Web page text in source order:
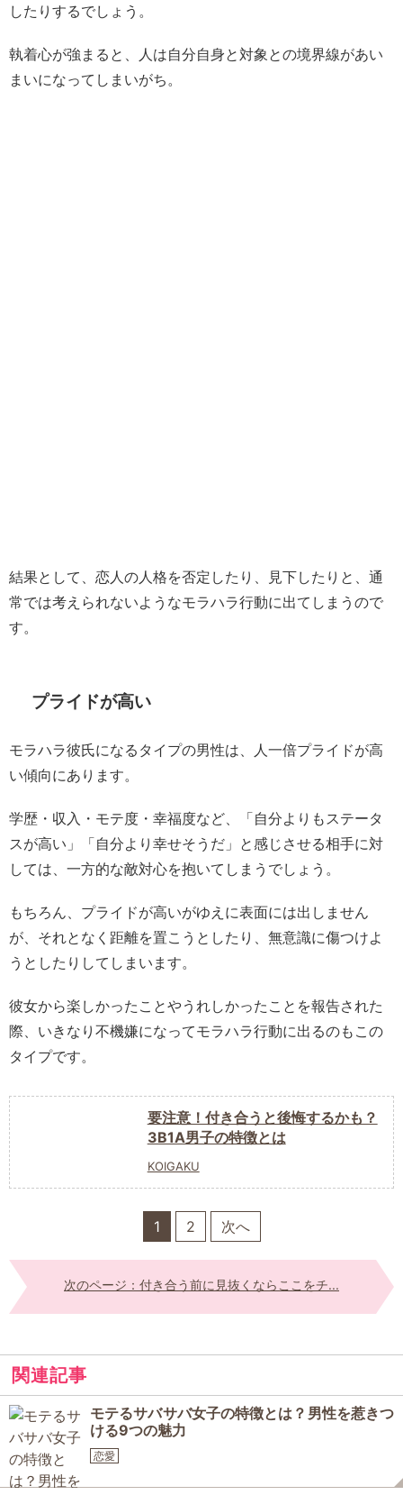
したりするでしょう。
執着心が強まると、人は自分自身と対象との境界線があい
まいになってしまいがち。
結果として、恋人の人格を否定したり、見下したりと、通
常では考えられないようなモラハラ行動に出てしまうので
す。
プライドが高い
モラハラ彼氏になるタイプの男性は、人一倍プライドが高
い傾向にあります。
学歴・収入・モテ度・幸福度など、「自分よりもステータ
スが高い」「自分より幸せそうだ」と感じさせる相手に対
しては、一方的な敵対心を抱いてしまうでしょう。
もちろん、プライドが高いがゆえに表面には出しません
が、それとなく距離を置こうとしたり、無意識に傷つけよ
うとしたりしてしまいます。
彼女から楽しかったことやうれしかったことを報告された
際、いきなり不機嫌になってモラハラ行動に出るのもこの
タイプです。
要注意！付き合うと後悔するかも？
3B1A男子の特徴とは
KOIGAKU
1 2 次へ
次のページ：付き合う前に見抜くならここをチ...
関連記事
モテるサバサバ女子の特徴とは？男性を惹きつ
ける9つの魅力
恋愛